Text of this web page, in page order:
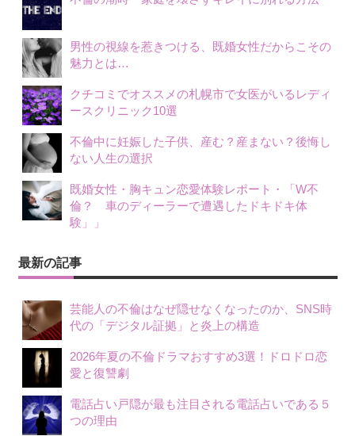
男性の視線を惹きつける、既婚女性だからこその
魅力とは…
クチコミでオススメの札幌市で女医がいるレディ
ースクリニック10選
不倫中に妊娠した子供、産む？産まない？後悔し
ない人生の選択
既婚女性・胸キュン恋愛体験レポート・「W不
倫？ 車のディーラーで遭遇したドキドキ体
験」」
最新の記事
芸能人の不倫はなぜ隠せなくなったのか、SNS時
代の「デジタル証拠」と炎上の構造
2026年夏の不倫ドラマおすすめ3選！ドロドロ恋
愛と復讐劇
電話占い戸隠が最も注目される電話占いである５
つの理由